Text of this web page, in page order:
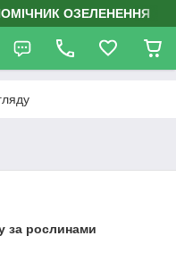
ОЗЕЛЕНЕННЯ
за рослинами